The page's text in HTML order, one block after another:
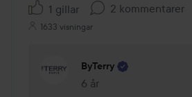
1 gillar 2 kommentarer
1633 visningar
ByTerry
6 år
Kommentaren lades 6 år